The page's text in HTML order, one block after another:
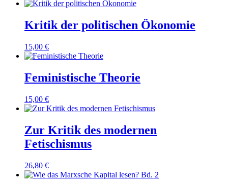
Kritik der politischen Ökonomie
15,00 €
Feministische Theorie
15,00 €
Zur Kritik des modernen
Fetischismus
26,80 €